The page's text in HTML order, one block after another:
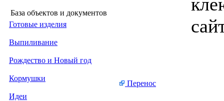
База объектов и документов
Готовые изделия
Выпиливание
Рождество и Новый год
Кормушки
Идеи
Перенос